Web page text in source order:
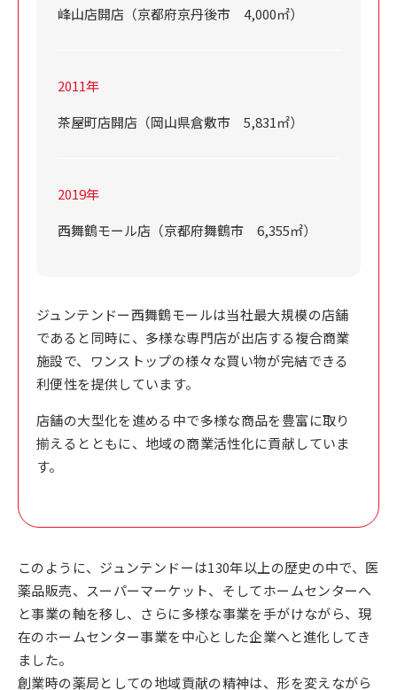
峰山店開店（京都府京丹後市 4,000㎡）
2011年
茶屋町店開店（岡山県倉敷市 5,831㎡）
2019年
西舞鶴モール店（京都府舞鶴市 6,355㎡）
ジュンテンドー西舞鶴モールは当社最大規模の店舗
であると同時に、多様な専門店が出店する複合商業
施設で、ワンストップの様々な買い物が完結できる
利便性を提供しています。
店舗の大型化を進める中で多様な商品を豊富に取り
揃えるとともに、地域の商業活性化に貢献していま
す。
このように、ジュンテンドーは130年以上の歴史の中で、医
薬品販売、スーパーマーケット、そしてホームセンターへ
と事業の軸を移し、さらに多様な事業を手がけながら、現
在のホームセンター事業を中心とした企業へと進化してき
ました。
創業時の薬局としての地域貢献の精神は、形を変えながら